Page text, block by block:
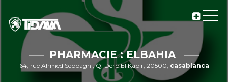
PHARMACIE : ELBAHIA
64, rue Ahmed Sebbagh , Q. Derb El Kabir, 20500, casablanca